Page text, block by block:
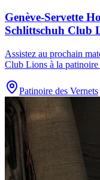
Genève-Servette
Schlittschuh Club
Assistez au prochain
Club Lions à la patinoire
Patinoire des Vernets